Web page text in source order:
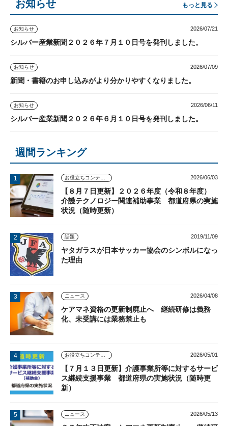
お知らせ もっと見る
お知らせ 2026/07/21
シルバー産業新聞２０２６年７月１０日号を発刊しました。
お知らせ 2026/07/09
新聞・書籍のお申し込みがより分かりやすくなりました。
お知らせ 2026/06/11
シルバー産業新聞２０２６年６月１０日号を発刊しました。
週間ランキング
2026/06/03
【８月７日更新】２０２６年度（令和８年度）
介護テクノロジー関連補助事業 都道府県の実施
状況（随時更新）
話題 2019/11/09
ヤタガラスが日本サッカー協会のシンボルになっ
た理由
ニュース 2026/04/08
ケアマネ資格の更新制廃止へ 継続研修は義務
化、未受講には業務禁止も
2026/05/01
【７月１３日更新】介護事業所等に対するサービ
ス継続支援事業 都道府県の実施状況（随時更
新）
ニュース 2026/05/13